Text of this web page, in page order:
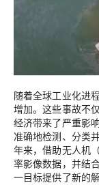
随着全球工业化进
增加。这些事故不
经济带来了严重影
准确地检测、分类
年来，借助无人机
率影像数据，并结
一目标提供了新的解